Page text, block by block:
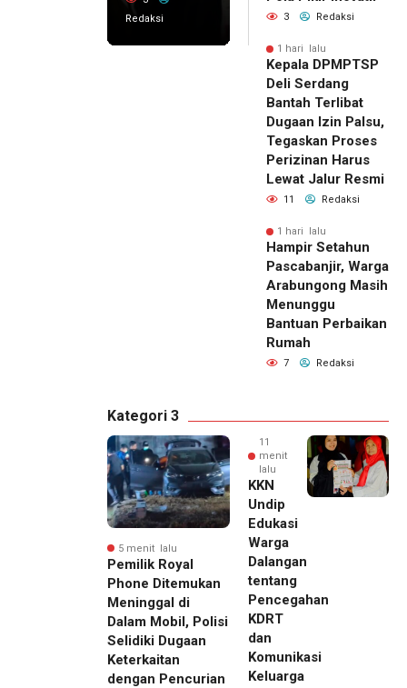
Redaksi
3 Redaksi
1 hari lalu
Kepala DPMPTSP
Deli Serdang
Bantah Terlibat
Dugaan Izin Palsu,
Tegaskan Proses
Perizinan Harus
Lewat Jalur Resmi
11 Redaksi
1 hari lalu
Hampir Setahun
Pascabanjir, Warga
Arabungong Masih
Menunggu
Bantuan Perbaikan
Rumah
7 Redaksi
Kategori 3
5 menit lalu
Pemilik Royal
Phone Ditemukan
Meninggal di
Dalam Mobil, Polisi
Selidiki Dugaan
Keterkaitan
dengan Pencurian
11
menit
lalu
KKN
Undip
Edukasi
Warga
Dalangan
tentang
Pencegahan
KDRT
dan
Komunikasi
Keluarga